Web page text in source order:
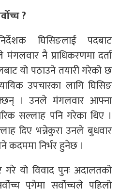
?
घिसिङलाई पदबाट
नै प्राधिकरणमा दर्ता
यो पठाउने तयारी गरेको छ
उपचारका लागि घिसिङ
। उनले मंगलवार आफ्ना
सल्लाह पनि गरेका थिए ।
दिए भन्नेकुरा उनले बुधवार
कदममा निर्भर हुनेछ ।
गरे यो विवाद पुनः अदालतको
पुगेमा सर्वोच्चले पहिलो